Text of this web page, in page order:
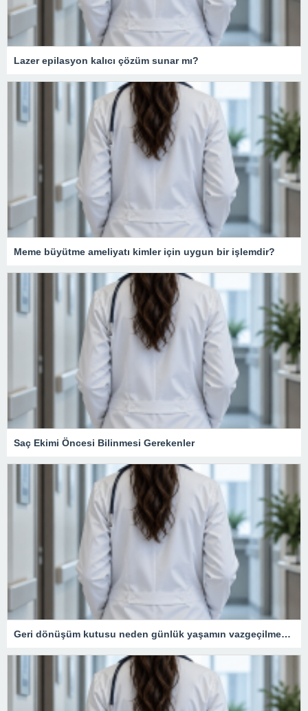
Lazer epilasyon kalıcı çözüm sunar mı?
Meme büyütme ameliyatı kimler için uygun bir işlemdir?
Saç Ekimi Öncesi Bilinmesi Gerekenler
Geri dönüşüm kutusu neden günlük yaşamın vazgeçilmezidir?